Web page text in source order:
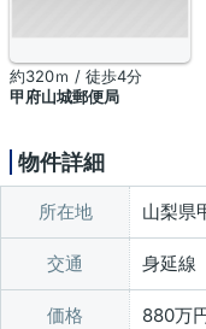
約320ｍ / 徒歩4分
甲府山城郵便局
物件詳細
所在地 山梨県
交通 身延線
価格 880万